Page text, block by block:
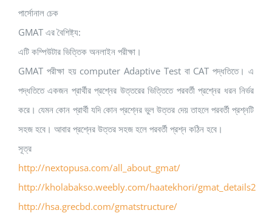
পার্সোনাল চেক
GMAT এর বৈশিষ্ট্য:
এটি কম্পিউটার ভিত্তিক অনলাইন পরীক্ষা।
GMAT পরীক্ষা হয় computer Adaptive Test বা CAT পদ্ধতিতে। এ
পদ্ধতিতে একজন প্রার্থীর প্রশ্নের উত্তরের ভিত্তিতে পরবর্তী প্রশ্নের ধরন নির্ভর
করে। যেমন কোন প্রার্থী যদি কোন প্রশ্নের ভুল উত্তর দেয় তাহলে পরবর্তী প্রশ্নটি
সহজ হবে। আবার প্রশ্নের উত্তর সহজ হলে পরবর্তী প্রশ্ন কঠিন হবে।
সূত্র
http://nextopusa.com/all_about_gmat/
http://kholabakso.weebly.com/haatekhori/gmat_details2
http://hsa.grecbd.com/gmatstructure/